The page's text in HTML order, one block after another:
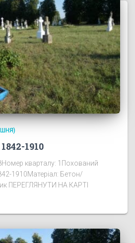
1910
кварталу: 1Похований
1910Матеріал: Бетон/
ПЕРЕГЛЯНУТИ НА КАРТІ